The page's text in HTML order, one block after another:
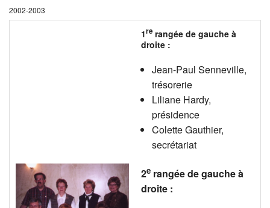
2002-2003
1re rangée de gauche à
droite :
Jean-Paul Senneville,
trésorerie
Liliane Hardy,
présidence
Colette Gauthier,
secrétariat
2e rangée de gauche à
droite :